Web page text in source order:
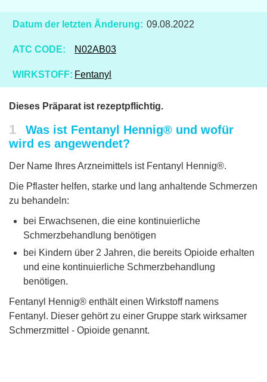
Datum der letzten Änderung: 09.08.2022
ATC CODE: N02AB03
WIRKSTOFF: Fentanyl
Dieses Präparat ist rezeptpflichtig.
1
Was ist Fentanyl Hennig® und wofür
wird es angewendet?
Der Name Ihres Arzneimittels ist Fentanyl Hennig®.
Die Pflaster helfen, starke und lang anhaltende Schmerzen
zu behandeln:
bei Erwachsenen, die eine kontinuierliche
Schmerzbehandlung benötigen
bei Kindern über 2 Jahren, die bereits Opioide erhalten
und eine kontinuierliche Schmerzbehandlung
benötigen.
Fentanyl Hennig® enthält einen Wirkstoff namens
Fentanyl. Dieser gehört zu einer Gruppe stark wirksamer
Schmerzmittel - Opioide genannt.